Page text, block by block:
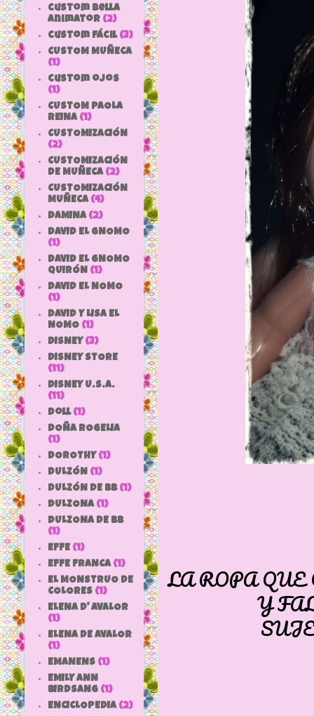
LA ROPA
Y
custom bella
animator (2)
custom fácil (3)
CUSTOM MUÑECA
(1)
custom ojos
(1)
CUSTOM PAOLA
REINA (1)
CUSTOMIZACIÓN
(2)
CUSTOMIZACIÓN
DE MUÑECA (2)
CUSTOMIZACIÓN
MUÑECA (4)
DAMINA (2)
DAVID EL GNOMO
(1)
DAVID EL GNOMO
QUIRÓN (1)
DAVID EL NOMO
(1)
DAVID Y LISA EL
NOMO (1)
DISNEY (3)
DISNEY STORE
(11)
DISNEY U.S.A.
(11)
doll (1)
DOÑA ROGELIA
(1)
DOROTHY (1)
DULZÓN (1)
DULZÓN DE BB (1)
DULZONA (1)
DULZONA DE BB
(1)
EFFE (1)
EFFE FRANCA (1)
EL MONSTRUO DE
COLORES (1)
ELENA D' AVALOR
(1)
ELENA DE AVALOR
(1)
EMANENS (1)
EMILY ANN
BIRDSANG (1)
ENCICLOPEDIA (2)